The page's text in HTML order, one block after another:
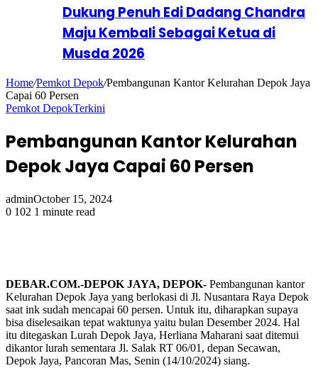
Dukung Penuh Edi Dadang Chandra
Maju Kembali Sebagai Ketua di
Musda 2026
Home/Pemkot Depok/Pembangunan Kantor Kelurahan Depok Jaya
Capai 60 Persen
Pemkot DepokTerkini
Pembangunan Kantor Kelurahan
Depok Jaya Capai 60 Persen
adminOctober 15, 2024
0 102 1 minute read
DEBAR.COM.-DEPOK JAYA, DEPOK- Pembangunan kantor
Kelurahan Depok Jaya yang berlokasi di Jl. Nusantara Raya Depok
saat ink sudah mencapai 60 persen. Untuk itu, diharapkan supaya
bisa diselesaikan tepat waktunya yaitu bulan Desember 2024. Hal
itu ditegaskan Lurah Depok Jaya, Herliana Maharani saat ditemui
dikantor lurah sementara Jl. Salak RT 06/01, depan Secawan,
Depok Jaya, Pancoran Mas, Senin (14/10/2024) siang.